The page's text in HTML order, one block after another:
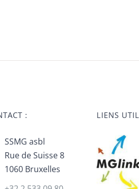
:
SSMG asbl
Rue de Suisse 8
1060 Bruxelles
LIENS